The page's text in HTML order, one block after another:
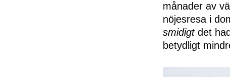
månader av
nöjesresa i
smidigtdet
betydligt